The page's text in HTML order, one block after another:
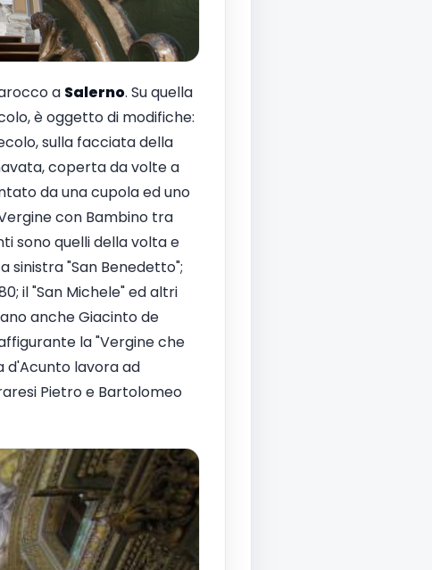
a Salerno. Su quella
è oggetto di modifiche:
sulla facciata della
coperta da volte a
da una cupola ed uno
con Bambino tra
sono quelli della volta e
sinistra "San Benedetto";
il "San Michele" ed altri
anche Giacinto de
la "Vergine che
d'Acunto lavora ad
Pietro e Bartolomeo